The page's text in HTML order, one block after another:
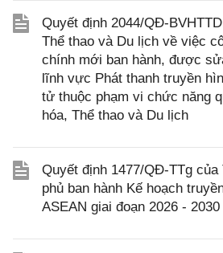
Quyết định 2044/QĐ-
Thể thao và Du lịch về việc
chính mới ban hành, được
lĩnh vực Phát thanh truyền
tử thuộc phạm vi chức năng
hóa, Thể thao và Du lịch
Quyết định 1477/QĐ-TTg
phủ ban hành Kế hoạch
ASEAN giai đoạn 2026 - 2030